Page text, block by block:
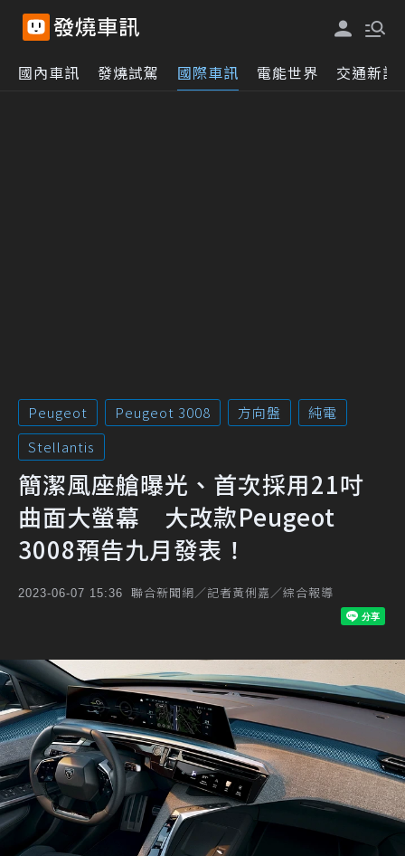
國內車訊 發燒試駕 國際車訊 電能世界 交通新訊
Peugeot Peugeot 3008 方向盤
純電
Stellantis
簡潔風座艙曝光、首次採用21吋
曲面大螢幕 大改款Peugeot
3008預告九月發表！
2023-06-07 15:36 聯合新聞網／記者黃俐嘉／綜合報導